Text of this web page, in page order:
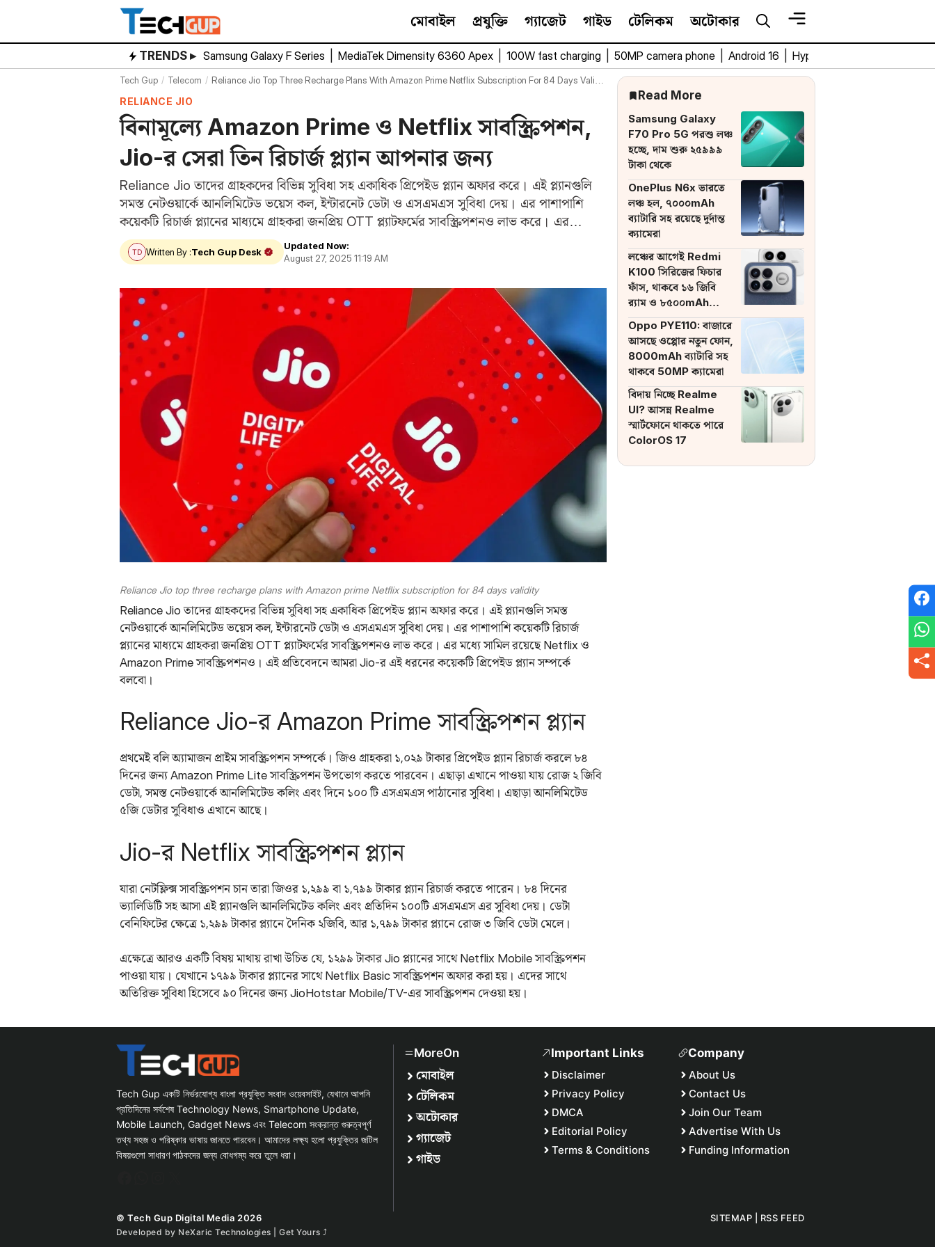
content
মোবাইল প্রযুক্তি গ্যাজেট গাইড টেলিকম অটোকার
TRENDS ▸ Samsung Galaxy F Series MediaTek Dimensity 6360 Apex 100W fast charging 50MP camera phone Android 16 HyperOS 3
Tech Gup Telecom Reliance Jio Top Three Recharge Plans With Amazon Prime Netflix Subscription For 84 Days Validity
RELIANCE JIO
বিনামূল্যে Amazon Prime ও Netflix সাবস্ক্রিপশন,
Jio-র সেরা তিন রিচার্জ প্ল্যান আপনার জন্য
Reliance Jio তাদের গ্রাহকদের বিভিন্ন সুবিধা সহ একাধিক প্রিপেইড প্ল্যান অফার করে। এই প্ল্যানগুলি
সমস্ত নেটওয়ার্কে আনলিমিটেড ভয়েস কল, ইন্টারনেট ডেটা ও এসএমএস সুবিধা দেয়। এর পাশাপাশি
কয়েকটি রিচার্জ প্ল্যানের মাধ্যমে গ্রাহকরা জনপ্রিয় OTT প্ল্যাটফর্মের সাবস্ক্রিপশনও লাভ করে। এর
মধ্যে…
Written By :Tech Gup Desk
Updated Now:
August 27, 2025 11:19 AM
Reliance Jio top three recharge plans with Amazon prime Netflix subscription for 84 days validity
Reliance Jio তাদের গ্রাহকদের বিভিন্ন সুবিধা সহ একাধিক প্রিপেইড প্ল্যান অফার করে। এই প্ল্যানগুলি সমস্ত
নেটওয়ার্কে আনলিমিটেড ভয়েস কল, ইন্টারনেট ডেটা ও এসএমএস সুবিধা দেয়। এর পাশাপাশি কয়েকটি রিচার্জ
প্ল্যানের মাধ্যমে গ্রাহকরা জনপ্রিয় OTT প্ল্যাটফর্মের সাবস্ক্রিপশনও লাভ করে। এর মধ্যে সামিল রয়েছে Netflix ও
Amazon Prime সাবস্ক্রিপশনও। এই প্রতিবেদনে আমরা Jio-র এই ধরনের কয়েকটি প্রিপেইড প্ল্যান সম্পর্কে
বলবো।
Reliance Jio-র Amazon Prime সাবস্ক্রিপশন প্ল্যান
প্রথমেই বলি অ্যামাজন প্রাইম সাবস্ক্রিপশন সম্পর্কে। জিও গ্রাহকরা ১,০২৯ টাকার প্রিপেইড প্ল্যান রিচার্জ করলে ৮৪
দিনের জন্য Amazon Prime Lite সাবস্ক্রিপশন উপভোগ করতে পারবেন। এছাড়া এখানে পাওয়া যায় রোজ ২ জিবি
ডেটা, সমস্ত নেটওয়ার্কে আনলিমিটেড কলিং এবং দিনে ১০০ টি এসএমএস পাঠানোর সুবিধা। এছাড়া আনলিমিটেড
৫জি ডেটার সুবিধাও এখানে আছে।
Jio-র Netflix সাবস্ক্রিপশন প্ল‌্যান
যারা নেটফ্লিক্স সাবস্ক্রিপশন চান তারা জিওর ১,২৯৯ বা ১,৭৯৯ টাকার প্ল্যান রিচার্জ করতে পারেন। ৮৪ দিনের
ভ্যালিডিটি সহ আসা এই প্ল্যানগুলি আনলিমিটেড কলিং এবং প্রতিদিন ১০০টি এসএমএস এর সুবিধা দেয়। ডেটা
বেনিফিটের ক্ষেত্রে ১,২৯৯ টাকার প্ল্যানে দৈনিক ২জিবি, আর ১,৭৯৯ টাকার প্ল্যানে রোজ ৩ জিবি ডেটা মেলে।
এক্ষেত্রে আরও একটি বিষয় মাথায় রাখা উচিত যে, ১২৯৯ টাকার Jio প্ল্যানের সাথে Netflix Mobile সাবস্ক্রিপশন
পাওয়া যায়। যেখানে ১৭৯৯ টাকার প্ল্যানের সাথে Netflix Basic সাবস্ক্রিপশন অফার করা হয়। এদের সাথে
অতিরিক্ত সুবিধা হিসেবে ৯০ দিনের জন্য JioHotstar Mobile/TV-এর সাবস্ক্রিপশন দেওয়া হয়।
Read More
Samsung Galaxy
F70 Pro 5G পরশু লঞ্চ
হচ্ছে, দাম শুরু ২৫৯৯৯
টাকা থেকে
OnePlus N6x ভারতে
লঞ্চ হল, ৭০০০mAh
ব্যাটারি সহ রয়েছে দুর্দান্ত
ক্যামেরা
লঞ্চের আগেই Redmi
K100 সিরিজের ফিচার
ফাঁস, থাকবে ১৬ জিবি
র‌্যাম ও ৮৫০০mAh
ব্যাটারি
Oppo PYE110: বাজারে
আসছে ওপ্পোর নতুন ফোন,
8000mAh ব্যাটারি সহ
থাকবে 50MP ক্যামেরা
বিদায় নিচ্ছে Realme
UI? আসন্ন Realme
স্মার্টফোনে থাকতে পারে
ColorOS 17
Tech Gup একটি নির্ভরযোগ্য বাংলা প্রযুক্তি সংবাদ ওয়েবসাইট, যেখানে আপনি
প্রতিদিনের সর্বশেষ Technology News, Smartphone Update,
Mobile Launch, Gadget News এবং Telecom সংক্রান্ত গুরুত্বপূর্ণ
তথ্য সহজ ও পরিষ্কার ভাষায় জানতে পারবেন। আমাদের লক্ষ্য হলো প্রযুক্তির জটিল
বিষয়গুলো সাধারণ পাঠকদের জন্য বোধগম্য করে তুলে ধরা।
MoreOn
মোবাইল
টেলিকম
অটোকার
গ্যাজেট
গাইড
Important Links
Disclaimer
Privacy Policy
DMCA
Editorial Policy
Terms & Conditions
Company
About Us
Contact Us
Join Our Team
Advertise With Us
Funding Information
© Tech Gup Digital Media 2026
Developed by NeXaric Technologies | Get Yours ⤴︎
SITEMAP RSS FEED